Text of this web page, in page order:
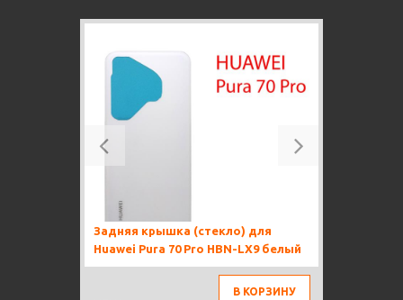
Задняя крышка (стекло) для
Huawei Pura 70 Pro HBN-LX9 белый
В КОРЗИНУ